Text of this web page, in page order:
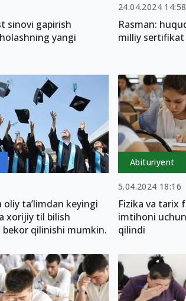
sinovi gapirish
yangi
24.04.2024 14:58
Rasman:
milliy sertifikat
ta’limdan keyingi
xorijiy til bilish
qilinishi mumkin.
Abituriyent
5.04.2024 18:16
Fizika va tarix
imtihoni
qilindi